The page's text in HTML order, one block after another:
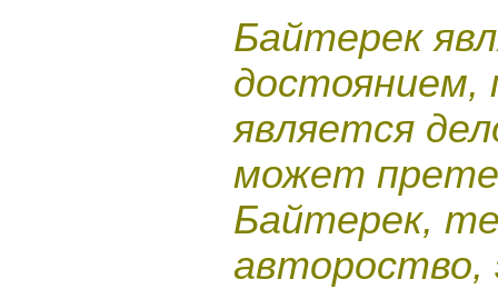
Байтерек
достоянием,
является
может
Байтерек,
автороство,